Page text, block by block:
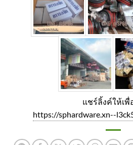
แชร์ลิ้งค์ให้เพื่
https://sphardware.xn--